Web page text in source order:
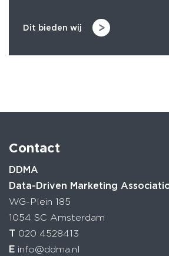
Dit bieden wij
Contact
DDMA
Data-Driven Marketing
WG-Plein 185
1054 SC Amsterdam
T 020 4528413
E info@ddma.nl